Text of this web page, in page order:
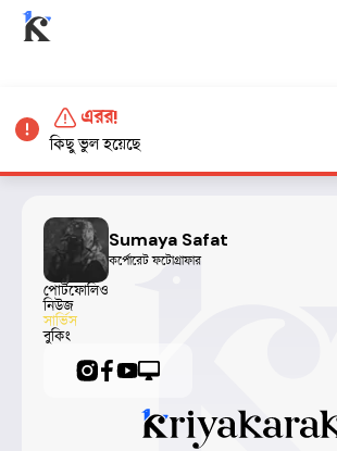
Sumaya Safat
কর্পোরেট ফটোগ্রাফার
পোর্টফোলিও
নিউজ
সার্ভিস
বুকিং
এরর!
কিছু ভুল হয়েছে